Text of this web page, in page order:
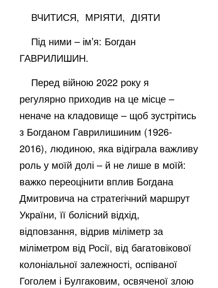
ВЧИТИСЯ, МРІЯТИ, ДІЯТИ
Під ними – ім’я: Богдан
ГАВРИЛИШИН.
Перед війною 2022 року я
регулярно приходив на це місце –
неначе на кладовище – щоб зустрітись
з Богданом Гаврилишиним (1926-
2016), людиною, яка відіграла важливу
роль у моїй долі – й не лише в моїй:
важко переоцінити вплив Богдана
Дмитровича на стратегічний маршрут
України, її болісний відхід,
відповзання, відрив міліметр за
міліметром від Росії, від багатовікової
колоніальної залежності, оспіваної
Гоголем і Булгаковим, освяченої злою